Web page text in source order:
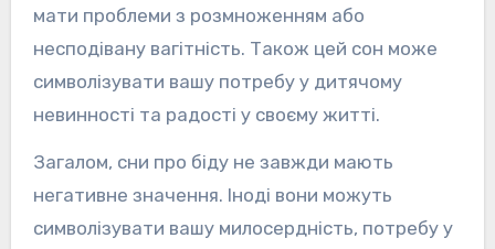
мати проблеми з розмноженням або
несподівану вагітність. Також цей сон може
символізувати вашу потребу у дитячому
невинності та радості у своєму житті.
Загалом, сни про біду не завжди мають
негативне значення. Іноді вони можуть
символізувати вашу милосердність, потребу у